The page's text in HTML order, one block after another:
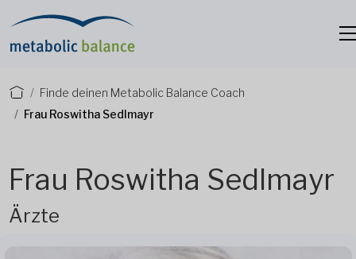
Finde deinen Metabolic Balance Coach
Frau Roswitha Sedlmayr
Frau Roswitha Sedlmayr
Ärzte